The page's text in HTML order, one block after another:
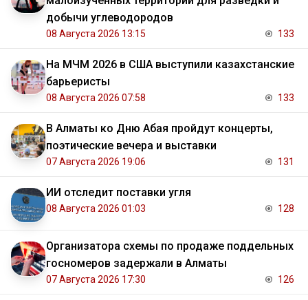
добычи углеводородов
08 Августа 2026 13:15 133
На МЧМ 2026 в США выступили казахстанские
барьеристы
08 Августа 2026 07:58 133
В Алматы ко Дню Абая пройдут концерты,
поэтические вечера и выставки
07 Августа 2026 19:06 131
ИИ отследит поставки угля
08 Августа 2026 01:03 128
Организатора схемы по продаже поддельных
госномеров задержали в Алматы
07 Августа 2026 17:30 126